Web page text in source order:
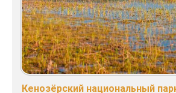
Кенозёрский национальный